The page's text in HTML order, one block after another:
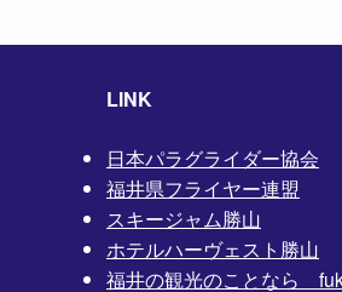
LINK
日本パラグライダー協会
福井県フライヤー連盟
スキージャム勝山
ホテルハーヴェスト勝山
福井の観光のことなら